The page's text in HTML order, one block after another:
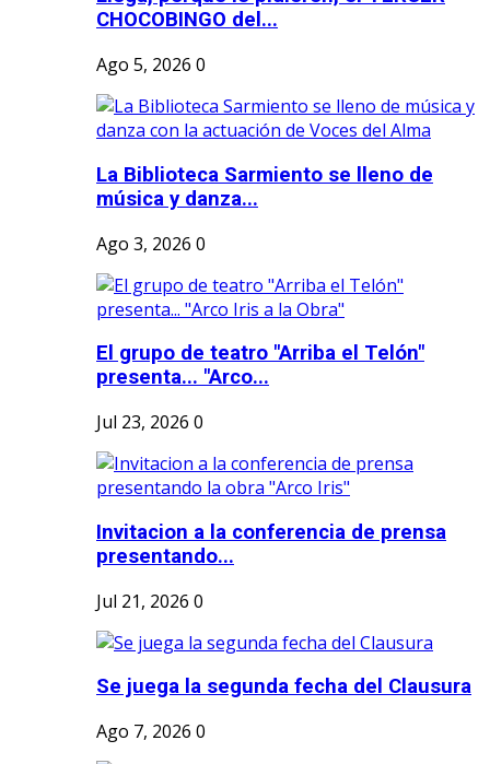
CHOCOBINGO del...
Ago 5, 2026 0
La Biblioteca Sarmiento se lleno de
música y danza...
Ago 3, 2026 0
El grupo de teatro "Arriba el Telón"
presenta... "Arco...
Jul 23, 2026 0
Invitacion a la conferencia de prensa
presentando...
Jul 21, 2026 0
Se juega la segunda fecha del Clausura
Ago 7, 2026 0